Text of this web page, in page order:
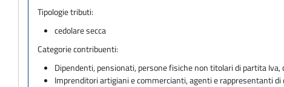
Tipologie tributi:
cedolare secca
Categorie contribuenti:
Dipendenti, pensionati, persone fisiche non titolari di partita
Imprenditori artigiani e commercianti, agenti e rappresentanti di